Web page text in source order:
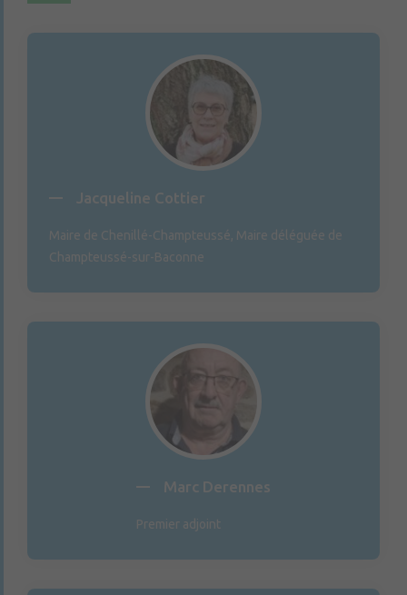
Jacqueline Cottier
Maire de Chenillé-Champteussé, Maire déléguée de
Champteussé-sur-Baconne
Marc Derennes
Premier adjoint